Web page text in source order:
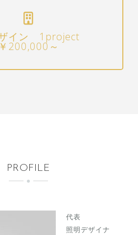
イン 1project
￥200,000～
PROFILE
代表
照明デザイナ